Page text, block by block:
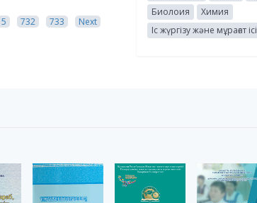
5 732 733 Next
Биолоия
Химия
Іс жүргізу және мұрағат ісі